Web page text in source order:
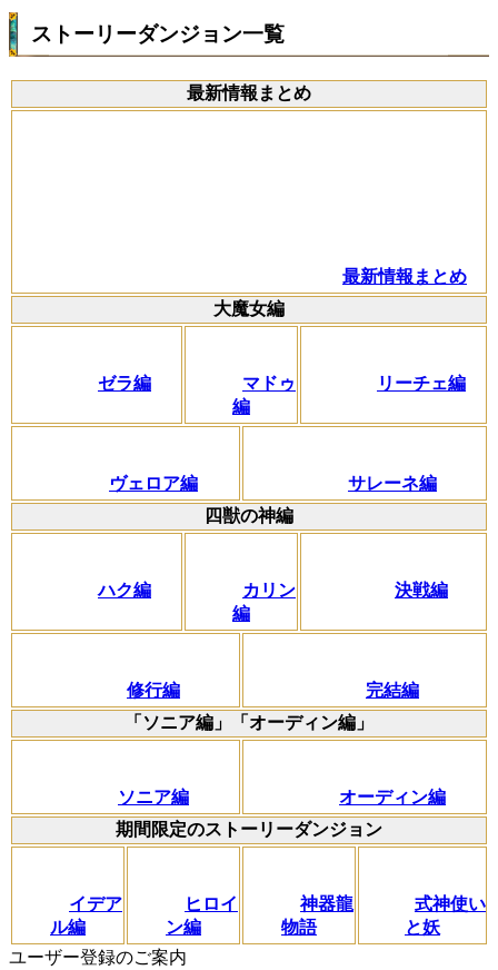
ストーリーダンジョン一覧
最新情報まとめ
最新情報まとめ
大魔女編
ゼラ編
マドゥ
編
リーチェ編
ヴェロア編
サレーネ編
四獣の神編
ハク編
カリン
編
決戦編
修行編
完結編
「ソニア編」「オーディン編」
ソニア編
オーディン編
期間限定のストーリーダンジョン
イデア
ル編
ヒロイ
ン編
神器龍
物語
式神使い
と妖
ユーザー登録のご案内